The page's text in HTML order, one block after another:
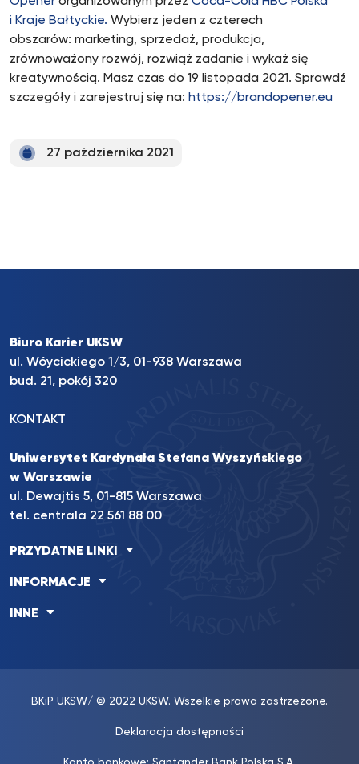
i Kraje Bałtyckie. Wybierz jeden z czterech
obszarów: marketing, sprzedaż, produkcja,
zrównoważony rozwój, rozwiąż zadanie i wykaż się
kreatywnością. Masz czas do 19 listopada 2021. Sprawdź
szczegóły i zarejestruj się na: https://brandopener.eu
27 października 2021
Biuro Karier UKSW
ul. Wóycickiego 1/3, 01-938 Warszawa
bud. 21, pokój 320
KONTAKT
Uniwersytet Kardynała Stefana Wyszyńskiego
w Warszawie
ul. Dewajtis 5, 01-815 Warszawa
tel. centrala 22 561 88 00
PRZYDATNE LINKI
INFORMACJE
INNE
BKiP UKSW/ © 2022 UKSW. Wszelkie prawa zastrzeżone.
Deklaracja dostępności